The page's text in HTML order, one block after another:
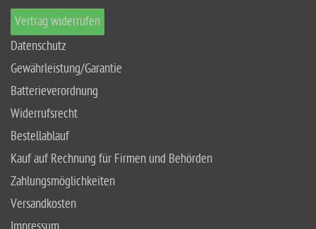
Vertrag widerrufen
Datenschutz
Gewährleistung/Garantie
Batterieverordnung
Widerrufsrecht
Bestellablauf
Kauf auf Rechnung für Firmen und Behörden
Zahlungsmöglichkeiten
Versandkosten